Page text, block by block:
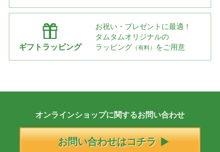
ギフトラッピング
お祝い・プレゼントに最適！
タムタムオリジナルの
ラッピング （有料） をご用意
オンラインショップに関するお問い合わせ
お問い合わせはコチラ